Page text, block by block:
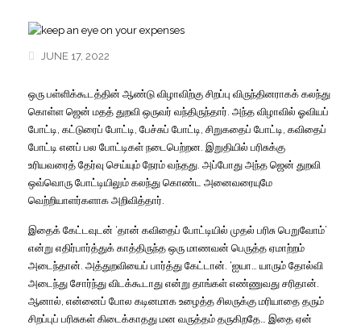
JUNE 17, 2022
ஒரு பள்ளிக்கூடத்தின் ஆண்டு விழாவிற்கு சிறப்பு விருந்தினராகக் கலந்து
கொள்ள ஜென் மதத் துறவி ஒருவர் வந்திருந்தார் அந்த விழாவில் ஓவியப்
போட்டி கட்டுரைப் போட்டி பேச்சுப் போட்டி சிறுகதைப் போட்டி கவிதைப்
போட்டி எனப் பல போட்டிகள் நடைபெற்றன இறுதியில் பரிசுக்கு
உரியவரைத் தேர்வு செய்யும் நேரம் வந்தது அப்போது அந்த ஜென் துறவி
ஒவ்வொரு போட்டியிலும் கலந்து கொண்ட
அனைவரையுமே
வெற்றியாளர்களாக அறிவித்தார்
இதைக் கேட்டவுடன் ‘தான் கவிதைப் போட்டியில் முதல் பரிசு பெறுவோம்’
என்று எதிர்பார்த்துக் காத்திருந்த ஒரு மாணவன் பெருத்த ஏமாற்றம்
அடைந்தான் அத்துறவியைப் பார்த்து கேட்டான் ‘ஐயா யாரும் தோல்வி
அடைந்து சோர்ந்து விடக்கூடாது என்று தாங்கள் எண்ணுவது சரிதான்
ஆனால் என்னைப் போல கடினமாக உழைத்த சிலருக்கு மரியாதை தரும்
சிறப்புப் பரிசுகள் கிடைக்காதது மன வருத்தம் தருகிறதே இதை ஏன்